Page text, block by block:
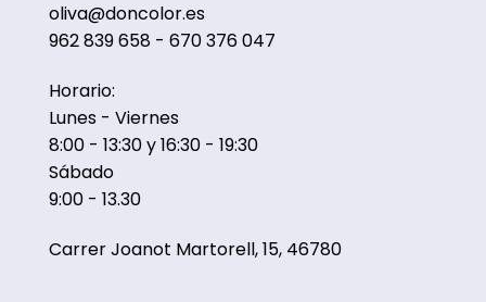
oliva@doncolor.es
962 839 658 - 670 376 047
Horario:
Lunes - Viernes
8:00 - 13:30 y 16:30 - 19:30
Sábado
9:00 - 13.30
Carrer Joanot Martorell, 15, 46780